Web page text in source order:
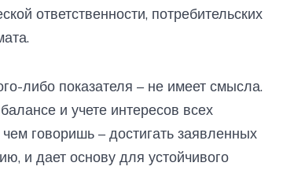
ответственности, потребительских
либо показателя – не имеет смысла.
и учете интересов всех
говоришь – достигать заявленных
и дает основу для устойчивого